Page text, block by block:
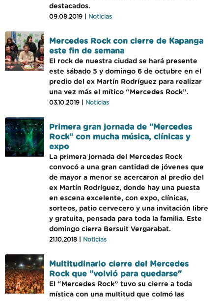
destacados.
09.08.2019 | Noticias
Mercedes Rock con cierre de Kapanga
este fin de semana
El rock de nuestra ciudad se hará presente
este sábado 5 y domingo 6 de octubre en el
predio del ex Martín Rodríguez para realizar
una vez más el mítico “Mercedes Rock”.
03.10.2019 | Noticias
Primera gran jornada de "Mercedes
Rock" con mucha música, clínicas y
expo
La primera jornada del Mercedes Rock
convocó a una gran cantidad de jóvenes que
de mayor a menor se acercaron al predio del
ex Martín Rodríguez, donde hay una puesta
en escena excelente, con expo, clínicas,
sorteos, patio cervecero y una invitación libre
y gratuita, pensada para toda la familia. Este
domingo cierra Bersuit Vergarabat.
21.10.2018 | Noticias
Multitudinario cierre del Mercedes
Rock que "volvió para quedarse"
El “Mercedes Rock” tuvo su cierre a toda
mística con una multitud que colmó las